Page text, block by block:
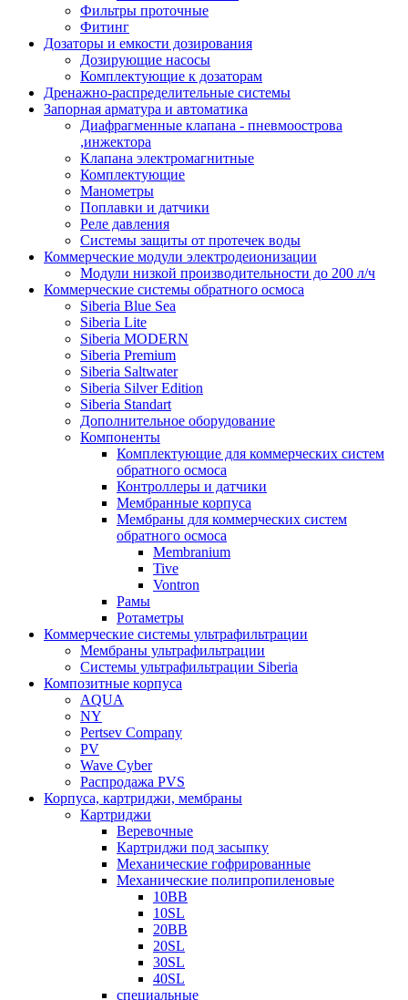
Фильтры проточные
Фитинг
Дозаторы и емкости дозирования
Дозирующие насосы
Комплектующие к дозаторам
Дренажно-распределительные системы
Запорная арматура и автоматика
Диафрагменные клапана - пневмоострова
,инжектора
Клапана электромагнитные
Комплектующие
Манометры
Поплавки и датчики
Реле давления
Системы защиты от протечек воды
Коммерческие модули электродеионизации
Модули низкой производительности до 200 л/ч
Коммерческие системы обратного осмоса
Siberia Blue Sea
Siberia Lite
Siberia MODERN
Siberia Premium
Siberia Saltwater
Siberia Silver Edition
Siberia Standart
Дополнительное оборудование
Компоненты
Комплектующие для коммерческих систем
обратного осмоса
Контроллеры и датчики
Мембранные корпуса
Мембраны для коммерческих систем
обратного осмоса
Membranium
Tive
Vontron
Рамы
Ротаметры
Коммерческие системы ультрафильтрации
Мембраны ультрафильтрации
Системы ультрафильтрации Siberia
Композитные корпуса
AQUA
NY
Pertsev Company
PV
Wave Cyber
Распродажа PVS
Корпуса, картриджи, мембраны
Картриджи
Веревочные
Картриджи под засыпку
Механические гофрированные
Механические полипропиленовые
10BB
10SL
20BB
20SL
30SL
40SL
специальные